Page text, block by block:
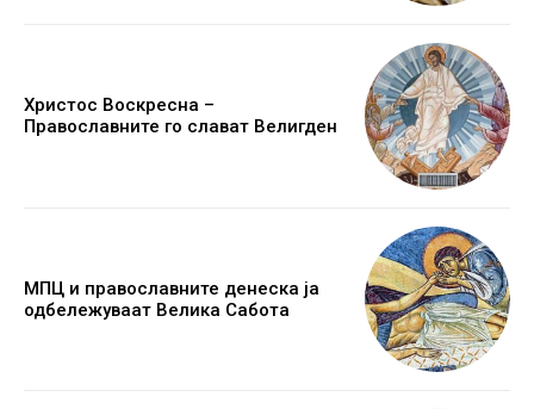
Христос Воскресна –
Православните го слават Велигден
МПЦ и православните денеска ја
одбележуваат Велика Сабота